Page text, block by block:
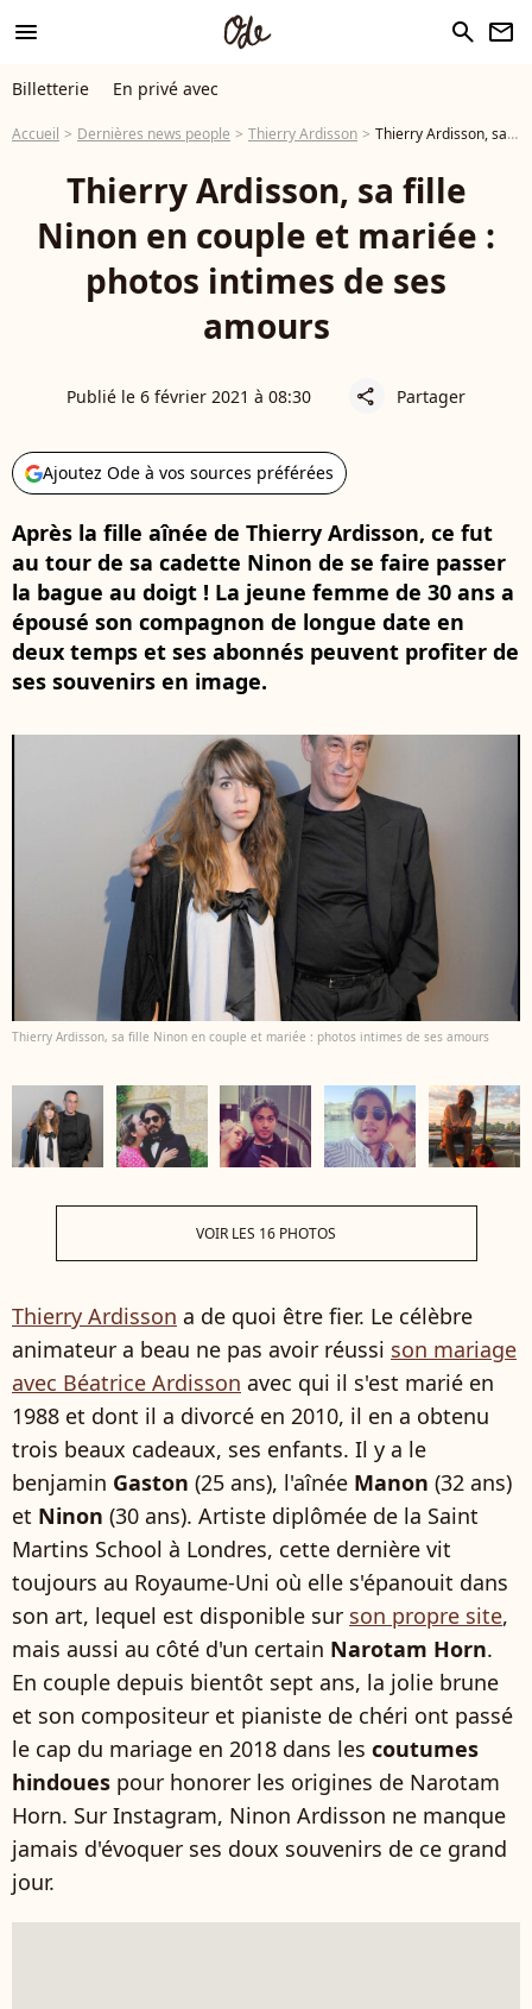
menu search newsletter
Billetterie En privé avec
Accueil Dernières news people Thierry Ardisson Thierry Ardisson, sa fille Ninon en couple et mariée : photos intimes de ses amours
Thierry Ardisson, sa fille
Ninon en couple et mariée :
photos intimes de ses
amours
Publié le 6 février 2021 à 08:30 share Partager
Ajoutez Ode à vos sources préférées
Après la fille aînée de Thierry Ardisson, ce fut
au tour de sa cadette Ninon de se faire passer
la bague au doigt ! La jeune femme de 30 ans a
épousé son compagnon de longue date en
deux temps et ses abonnés peuvent profiter de
ses souvenirs en image.
Thierry Ardisson, sa fille Ninon en couple et mariée : photos intimes de ses amours
VOIR LES 16 PHOTOS
Thierry Ardisson a de quoi être fier. Le célèbre
animateur a beau ne pas avoir réussi son mariage
avec Béatrice Ardisson avec qui il s'est marié en
1988 et dont il a divorcé en 2010, il en a obtenu
trois beaux cadeaux, ses enfants. Il y a le
benjamin Gaston (25 ans), l'aînée Manon (32 ans)
et Ninon (30 ans). Artiste diplômée de la Saint
Martins School à Londres, cette dernière vit
toujours au Royaume-Uni où elle s'épanouit dans
son art, lequel est disponible sur son propre site,
mais aussi au côté d'un certain Narotam Horn.
En couple depuis bientôt sept ans, la jolie brune
et son compositeur et pianiste de chéri ont passé
le cap du mariage en 2018 dans les coutumes
hindoues pour honorer les origines de Narotam
Horn. Sur Instagram, Ninon Ardisson ne manque
jamais d'évoquer ses doux souvenirs de ce grand
jour.